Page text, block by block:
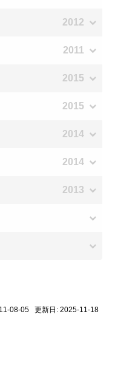
2012
2011
2015
2015
2014
2014
2013
08-05 更新日: 2025-11-18